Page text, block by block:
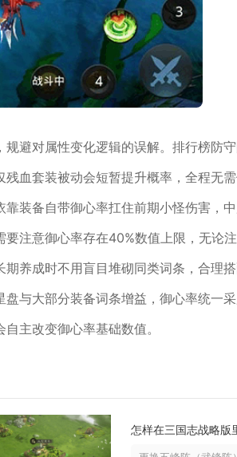
避对属性变化逻辑的误解。排行榜防
血套装被动会短暂提升概率，全程无
装备自带御心率扛住前期小怪伤害，
注意御心率存在40%数值上限，无论
养成时不用盲目堆砌同类词条，合理
与大部分装备词条增益，御心率统一
主改变御心率基础数值。